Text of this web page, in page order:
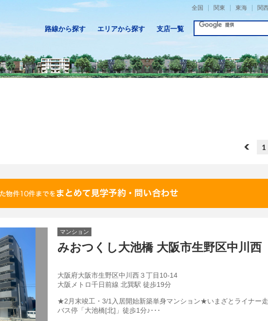
全国 関東 東海 関
路線から探す エリアから探す 支店一覧
1
マンション
みおつくし大池橋 大阪市生野区中川西
大阪府大阪市生野区中川西３丁目10-14
大阪メトロ千日前線 北巽駅 徒歩19分
★2月末竣工・3/1入居開始新築単身マンション★いまざとライナー
バス停「大池橋[北]」徒歩1分♪･･･